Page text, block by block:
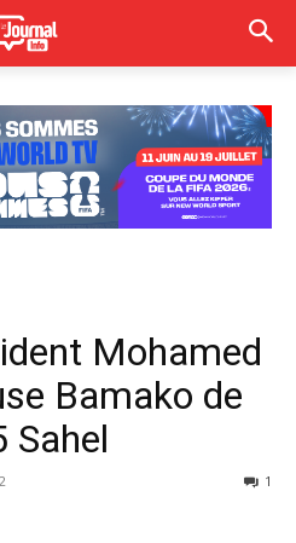
Mohamed
Bamako de
Sahel
1